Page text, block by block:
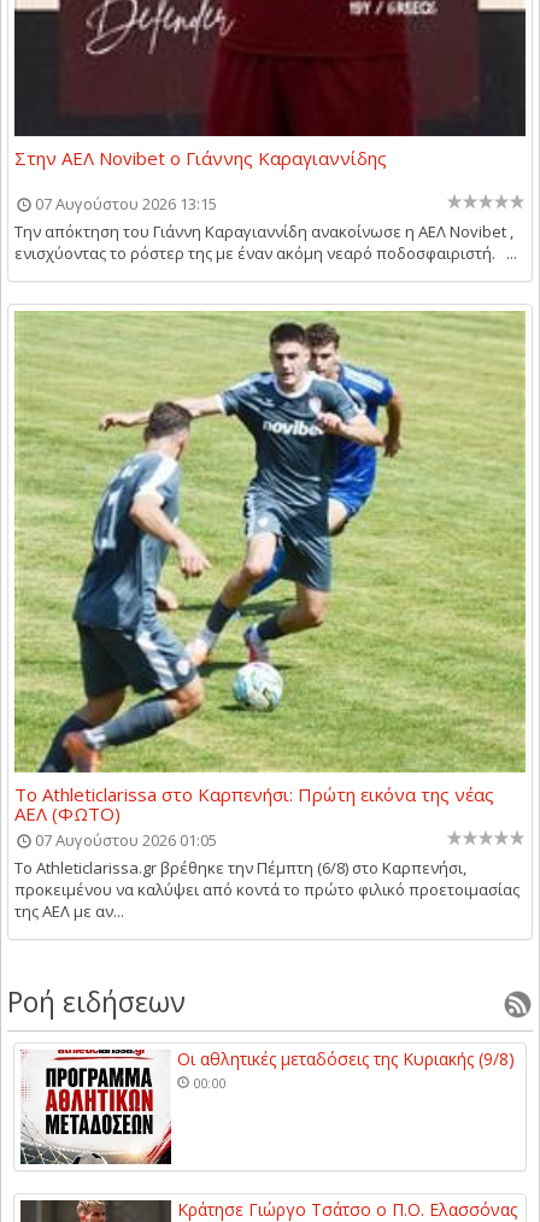
Στην ΑΕΛ Novibet ο Γιάννης Καραγιαννίδης
07 Αυγούστου 2026 13:15
Την απόκτηση του Γιάννη Καραγιαννίδη ανακοίνωσε η ΑΕΛ Novibet ,
ενισχύοντας το ρόστερ της με έναν ακόμη νεαρό ποδοσφαιριστή. ...
Το Athleticlarissa στο Καρπενήσι: Πρώτη εικόνα της νέας
ΑΕΛ (ΦΩΤΟ)
07 Αυγούστου 2026 01:05
Το Athleticlarissa.gr βρέθηκε την Πέμπτη (6/8) στο Καρπενήσι,
προκειμένου να καλύψει από κοντά το πρώτο φιλικό προετοιμασίας
της ΑΕΛ με αν...
Ροή ειδήσεων
Οι αθλητικές μεταδόσεις της Κυριακής (9/8)
00:00
Κράτησε Γιώργο Τσάτσο ο Π.Ο. Ελασσόνας